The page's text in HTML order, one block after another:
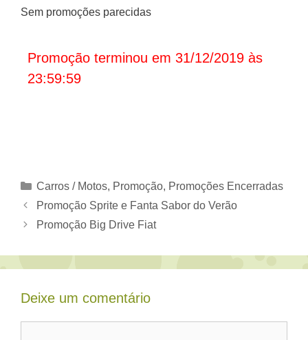
Sem promoções parecidas
Promoção terminou em 31/12/2019 às
23:59:59
Categorias
Carros / Motos, Promoção, Promoções Encerradas
Promoção Sprite e Fanta Sabor do Verão
Promoção Big Drive Fiat
Deixe um comentário